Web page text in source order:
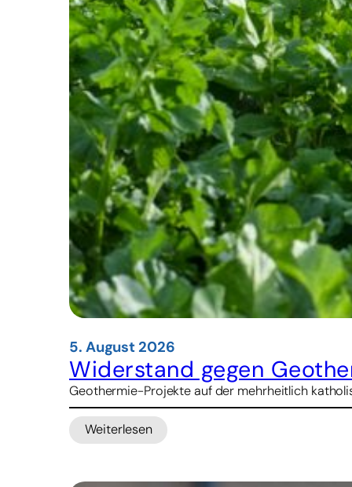
5. August 2026
Widerstand gegen
Geothermie-Projekte auf der mehrheitlich
Weiterlesen
: